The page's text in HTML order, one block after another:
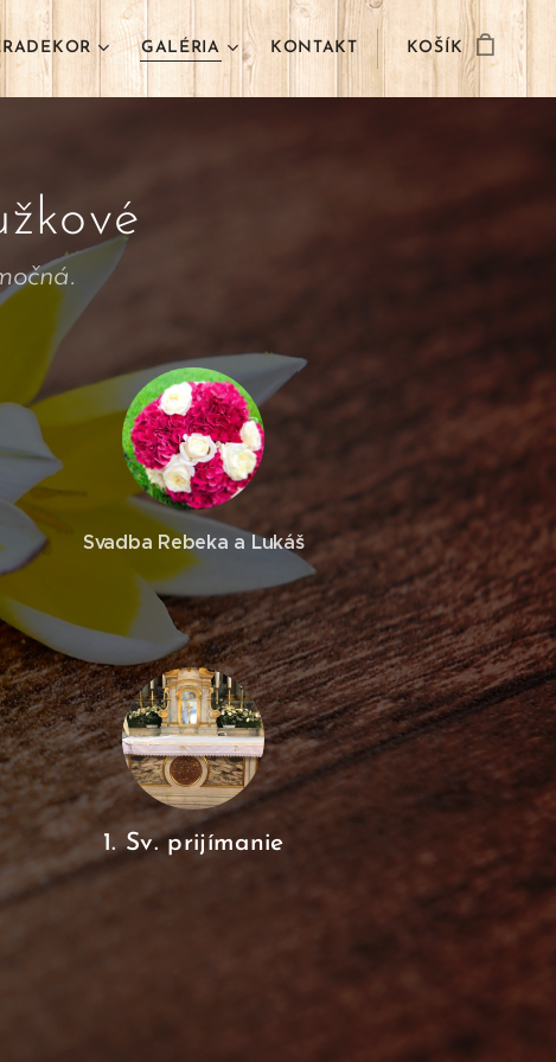
GALÉRIA KONTAKT KOŠÍK
Svadba Rebeka a Lukáš
1. Sv. prijímanie